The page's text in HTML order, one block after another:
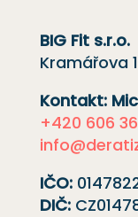
BIG Fit s.r.o.
Kramářova
Kontakt:
+420 606
IČO:
DIČ: